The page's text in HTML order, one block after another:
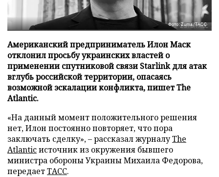
Фото: Zuma/ТАСС
Американский предприниматель Илон Маск
отклонил просьбу украинских властей о
применении спутниковой связи Starlink для атак
вглубь российской территории, опасаясь
возможной эскалации конфликта, пишет The
Atlantic.
«На данный момент положительного решения
нет, Илон постоянно повторяет, что пора
заключать сделку», – рассказал журналуThe
Atlanticисточник из окружения бывшего
министра обороны Украины Михаила Федорова,
передаетТАСС.